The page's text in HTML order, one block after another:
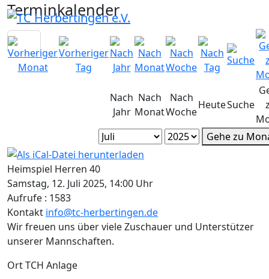
Terminkalender
Nach
Jahr
Nach
Monat
Nach
Woche
HeuteSuche
Gehe zu
Heimspiel Herren 40
Samstag, 12. Juli 2025, 14:00 Uhr
Aufrufe : 1583
Kontakt info@tc-herbertingen.de
Wir freuen uns über viele Zuschauer und Unterstützer
unserer Mannschaften.
OrtTCH Anlage